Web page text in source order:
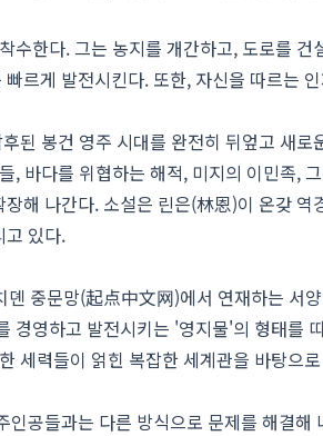
수한다. 그는 농지를 개간하고, 도로를 건
르게 발전시킨다. 또한, 자신을 따르는
된 봉건 영주 시대를 완전히 뒤엎고 새로
, 바다를 위협하는 해적, 미지의 이민족,
해 나간다. 소설은 린은(林恩)이 온갖 역
고 있다.
중문망(起点中文网)에서 연재하는 서
경영하고 발전시키는 '영지물'의 형태를
세력들이 얽힌 복잡한 세계관을 바탕으
공들과는 다른 방식으로 문제를 해결해